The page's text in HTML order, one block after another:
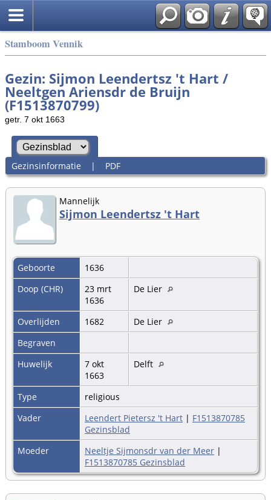
Stamboom Vennik
Gezin: Sijmon Leendertsz 't Hart /
Neeltgen Ariensdr de Bruijn
(F1513870799)
getr. 7 okt 1663
Gezinsinformatie | PDF
Mannelijk
Sijmon Leendertsz 't Hart
Geboorte
1636
Doop (CHR)
23 mrt
1636
De Lier
Overlijden 1682
De Lier
Begraven
Huwelijk
7 okt
1663
Delft
Type
religious
Vader
Leendert Pietersz 't Hart | F1513870785
Gezinsblad
Moeder
Neeltje Sijmonsdr van der Meer |
F1513870785 Gezinsblad